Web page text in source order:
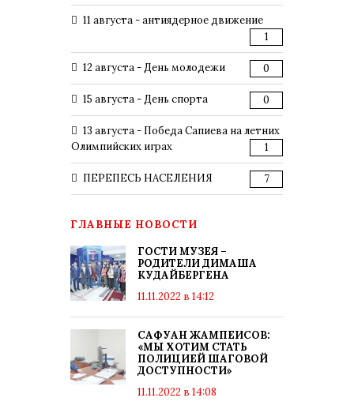
11 августа - антиядерное движение
1
12 августа - День молодежи 0
15 августа - День спорта 0
13 августа - Победа Сапиева на летних
Олимпийских играх
1
ПЕРЕПЕСЬ НАСЕЛЕНИЯ 7
ГЛАВНЫЕ НОВОСТИ
ГОСТИ МУЗЕЯ –
РОДИТЕЛИ ДИМАША
КУДАЙБЕРГЕНА
11.11.2022 в 14:12
САФУАН ЖАМПЕИСОВ:
«МЫ ХОТИМ СТАТЬ
ПОЛИЦИЕЙ ШАГОВОЙ
ДОСТУПНОСТИ»
11.11.2022 в 14:08